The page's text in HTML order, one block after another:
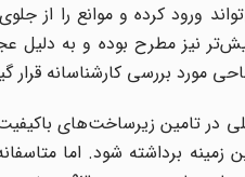
ورود کرده و موانع را
پیش‌تر نیز مطرح بوده و به
مورد بررسی کارشناسانه قرار
در تامین زیرساخت‌های
زمینه برداشته شود. اما